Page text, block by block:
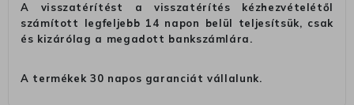
A visszatérítést a visszatérítés kézhezvételétől
számított legfeljebb 14 napon belül teljesítsük, csak
és kizárólag a megadott bankszámlára.
A termékek 30 napos garanciát vállalunk.